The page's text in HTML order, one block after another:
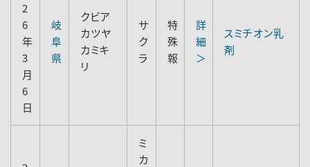
2
6
年
3
月
6
日
岐
阜
県
クビア
カツヤ
カミキ
リ
サ
ク
ラ
特
殊
報
詳
細
＞
スミチオン乳
剤
ミ
カ